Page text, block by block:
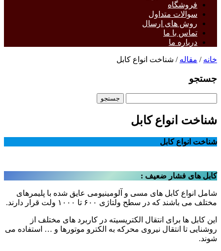
فروشگاه
سوالات متداول
روش های ارسال
تماس با ما
درباره ما
خانه / مقاله / شناخت انواع کابل
جستجو
شناخت انواع کابل
شناخت انواع کابل
کابل های فشار ضعیف :
شامل انواع کابل های مسی و آلومینیومی عایق شده با پلیمرهای
مختلف می باشند که در سطح ولتاژی ۶۰۰ تا ۱۰۰۰ ولت قرار دارند.
این کابل ها برای انتقال الکتریسیته در کاربرد های مختلف از
روشنایی تا انتقال نیروی محرکه به الکترو موتورها و … استفاده می
شوند.